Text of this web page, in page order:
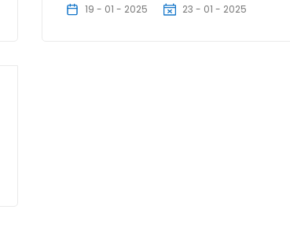
19 - 01 - 2025 23 - 01 - 2025